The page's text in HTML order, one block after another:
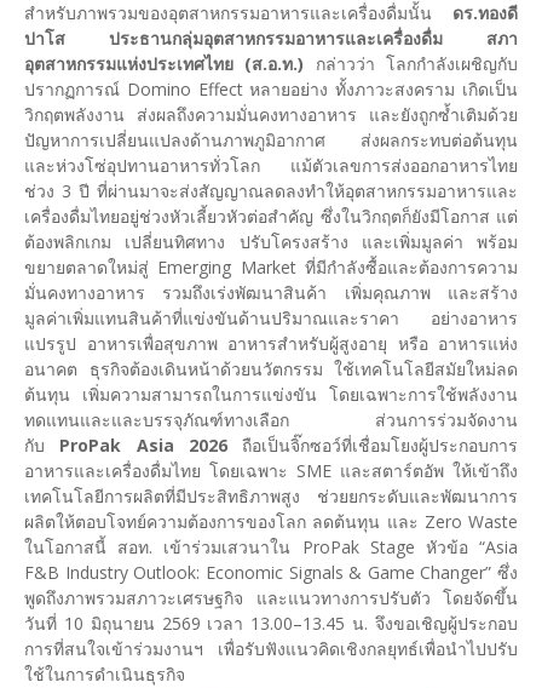
สำหรับภาพรวมของอุตสาหกรรมอาหารและเครื่องดื่มนั้น ดร.ทองดี
ปาโส ประธานกลุ่มอุตสาหกรรมอาหารและเครื่องดื่ม สภา
อุตสาหกรรมแห่งประเทศไทย (ส.อ.ท.) กล่าวว่า โลกกำลังเผชิญกับ
ปรากฏการณ์ Domino Effect หลายอย่าง ทั้งภาวะสงคราม เกิดเป็น
วิกฤตพลังงาน ส่งผลถึงความมั่นคงทางอาหาร และยังถูกซ้ำเติมด้วย
ปัญหาการเปลี่ยนแปลงด้านภาพภูมิอากาศ ส่งผลกระทบต่อต้นทุน
และห่วงโซ่อุปทานอาหารทั่วโลก แม้ตัวเลขการส่งออกอาหารไทย
ช่วง 3 ปี ที่ผ่านมาจะส่งสัญญาณลดลงทำให้อุตสาหกรรมอาหารและ
เครื่องดื่มไทยอยู่ช่วงหัวเลี้ยวหัวต่อสำคัญ ซึ่งในวิกฤตก็ยังมีโอกาส แต่
ต้องพลิกเกม เปลี่ยนทิศทาง ปรับโครงสร้าง และเพิ่มมูลค่า พร้อม
ขยายตลาดใหม่สู่ Emerging Market ที่มีกำลังซื้อและต้องการความ
มั่นคงทางอาหาร รวมถึงเร่งพัฒนาสินค้า เพิ่มคุณภาพ และสร้าง
มูลค่าเพิ่มแทนสินค้าที่แข่งขันด้านปริมาณและราคา อย่างอาหาร
แปรรูป อาหารเพื่อสุขภาพ อาหารสำหรับผู้สูงอายุ หรือ อาหารแห่ง
อนาคต ธุรกิจต้องเดินหน้าด้วยนวัตกรรม ใช้เทคโนโลยีสมัยใหม่ลด
ต้นทุน เพิ่มความสามารถในการแข่งขัน โดยเฉพาะการใช้พลังงาน
ทดแทนและและบรรจุภัณฑ์ทางเลือก ส่วนการร่วมจัดงาน
กับ ProPak Asia 2026 ถือเป็นจิ๊กซอว์ที่เชื่อมโยงผู้ประกอบการ
อาหารและเครื่องดื่มไทย โดยเฉพาะ SME และสตาร์ตอัพ ให้เข้าถึง
เทคโนโลยีการผลิตที่มีประสิทธิภาพสูง ช่วยยกระดับและพัฒนาการ
ผลิตให้ตอบโจทย์ความต้องการของโลก ลดต้นทุน และ Zero Waste
ในโอกาสนี้ สอท. เข้าร่วมเสวนาใน ProPak Stage หัวข้อ “Asia
F&B Industry Outlook: Economic Signals & Game Changer” ซึ่ง
พูดถึงภาพรวมสภาวะเศรษฐกิจ และแนวทางการปรับตัว โดยจัดขึ้น
วันที่ 10 มิถุนายน 2569 เวลา 13.00–13.45 น. จึงขอเชิญผู้ประกอบ
การที่สนใจเข้าร่วมงานฯ เพื่อรับฟังแนวคิดเชิงกลยุทธ์เพื่อนำไปปรับ
ใช้ในการดำเนินธุรกิจ